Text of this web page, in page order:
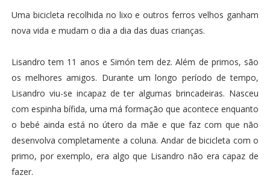
Uma bicicleta recolhida no lixo e outros ferros velhos ganham
nova vida e mudam o dia a dia das duas crianças.
Lisandro tem 11 anos e Simón tem dez. Além de primos, são
os melhores amigos. Durante um longo período de tempo,
Lisandro viu-se incapaz de ter algumas brincadeiras. Nasceu
com espinha bífida, uma má formação que acontece enquanto
o bebé ainda está no útero da mãe e que faz com que não
desenvolva completamente a coluna. Andar de bicicleta com o
primo, por exemplo, era algo que Lisandro não era capaz de
fazer.